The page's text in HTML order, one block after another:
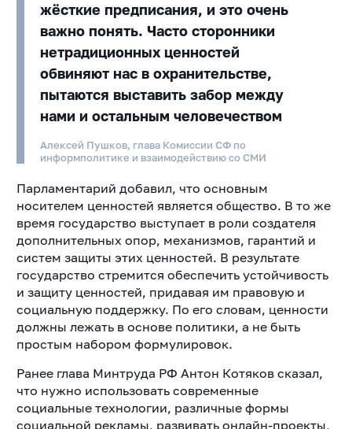
жёсткие предписания, и это очень
важно понять. Часто сторонники
нетрадиционных ценностей
обвиняют нас в охранительстве,
пытаются выставить забор между
нами и остальным человечеством
Алексей Пушков, глава Комиссии СФ по
информполитике и взаимодействию со СМИ
Парламентарий добавил, что основным
носителем ценностей является общество. В то же
время государство выступает в роли создателя
дополнительных опор, механизмов, гарантий и
систем защиты этих ценностей. В результате
государство стремится обеспечить устойчивость
и защиту ценностей, придавая им правовую и
социальную поддержку. По его словам, ценности
должны лежать в основе политики, а не быть
простым набором формулировок.
Ранее глава Минтруда РФ Антон Котяков сказал,
что нужно использовать современные
социальные технологии, различные формы
социальной рекламы, развивать онлайн-проекты,